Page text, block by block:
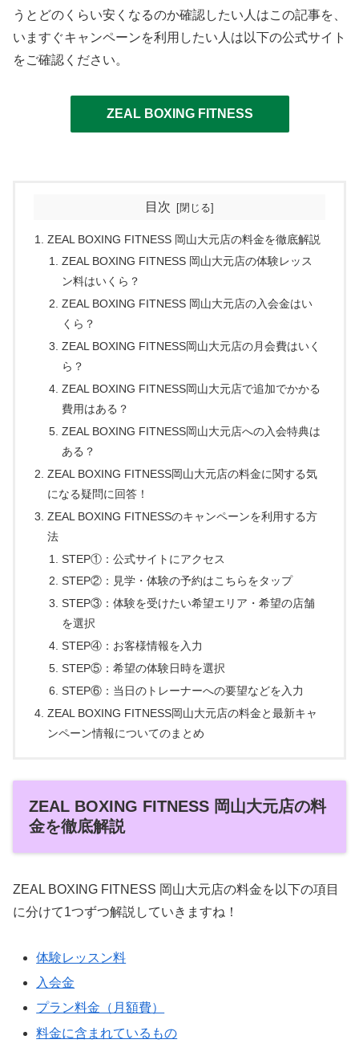
うとどのくらい安くなるのか確認したい人はこの記事を、
いますぐキャンペーンを利用したい人は以下の公式サイト
をご確認ください。
ZEAL BOXING FITNESS
目次
ZEAL BOXING FITNESS 岡山大元店の料金を徹底解説
ZEAL BOXING FITNESS 岡山大元店の体験レッス
ン料はいくら？
ZEAL BOXING FITNESS 岡山大元店の入会金はい
くら？
ZEAL BOXING FITNESS岡山大元店の月会費はいく
ら？
ZEAL BOXING FITNESS岡山大元店で追加でかかる
費用はある？
ZEAL BOXING FITNESS岡山大元店への入会特典は
ある？
ZEAL BOXING FITNESS岡山大元店の料金に関する気
になる疑問に回答！
ZEAL BOXING FITNESSのキャンペーンを利用する方
法
STEP①：公式サイトにアクセス
STEP②：見学・体験の予約はこちらをタップ
STEP③：体験を受けたい希望エリア・希望の店舗
を選択
STEP④：お客様情報を入力
STEP⑤：希望の体験日時を選択
STEP⑥：当日のトレーナーへの要望などを入力
ZEAL BOXING FITNESS岡山大元店の料金と最新キャ
ンペーン情報についてのまとめ
ZEAL BOXING FITNESS 岡山大元店の料
金を徹底解説
ZEAL BOXING FITNESS 岡山大元店の料金を以下の項目
に分けて1つずつ解説していきますね！
体験レッスン料
入会金
プラン料金（月額費）
料金に含まれているもの